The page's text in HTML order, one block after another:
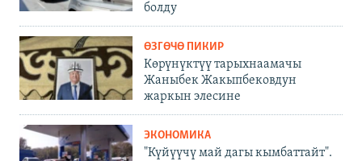
болду
ӨЗГӨЧӨ ПИКИР
Көрүнүктүү тарыхнаамачы
Жаныбек Жакыпбековдун
жаркын элесине
ЭКОНОМИКА
"Күйүүчү май дагы кымбаттайт".